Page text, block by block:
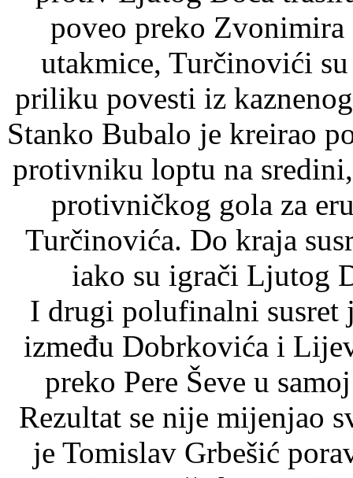
poveo preko
utakmice, Turčinovići
priliku povesti iz
Stanko Bubalo je kreirao
protivniku loptu na
protivničkog gola za
Turčinovića. Do kraja
iako su igrači Ljutog
I drugi polufinalni susret
između Dobrkovića i
preko Pere Ševe u
Rezultat se nije mijenjao
je Tomislav Grbešić